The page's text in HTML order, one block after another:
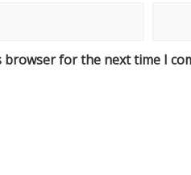
browser for the next time I